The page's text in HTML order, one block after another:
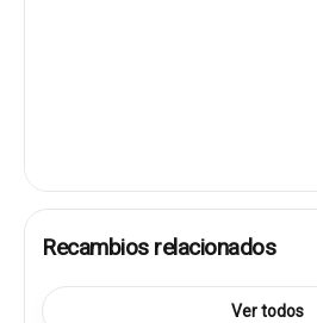
Recambios relacionados
Ver todos